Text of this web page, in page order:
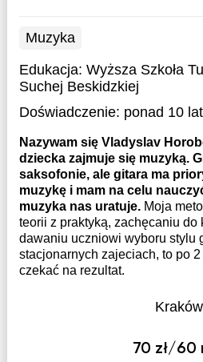
Muzyka
Edukacja: Wyższa Szkoła
Suchej Beskidzkiej
Doświadczenie: ponad 10 lat
Nazywam się Vladyslav
dziecka zajmuje się muzyką.
saksofonie, ale gitara ma
muzykę i mam na celu
muzyka nas uratuje. Moja
teorii z praktyką, zachęcaniu do
dawaniu uczniowi wyboru stylu
stacjonarnych zajeciach, to po
czekać na rezultat.
Kraków
70 zł/60